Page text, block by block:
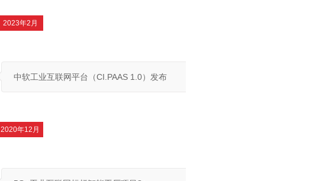
2023年2月
中软工业互联网平台（CI.PAAS 1.0）发布
2020年12月